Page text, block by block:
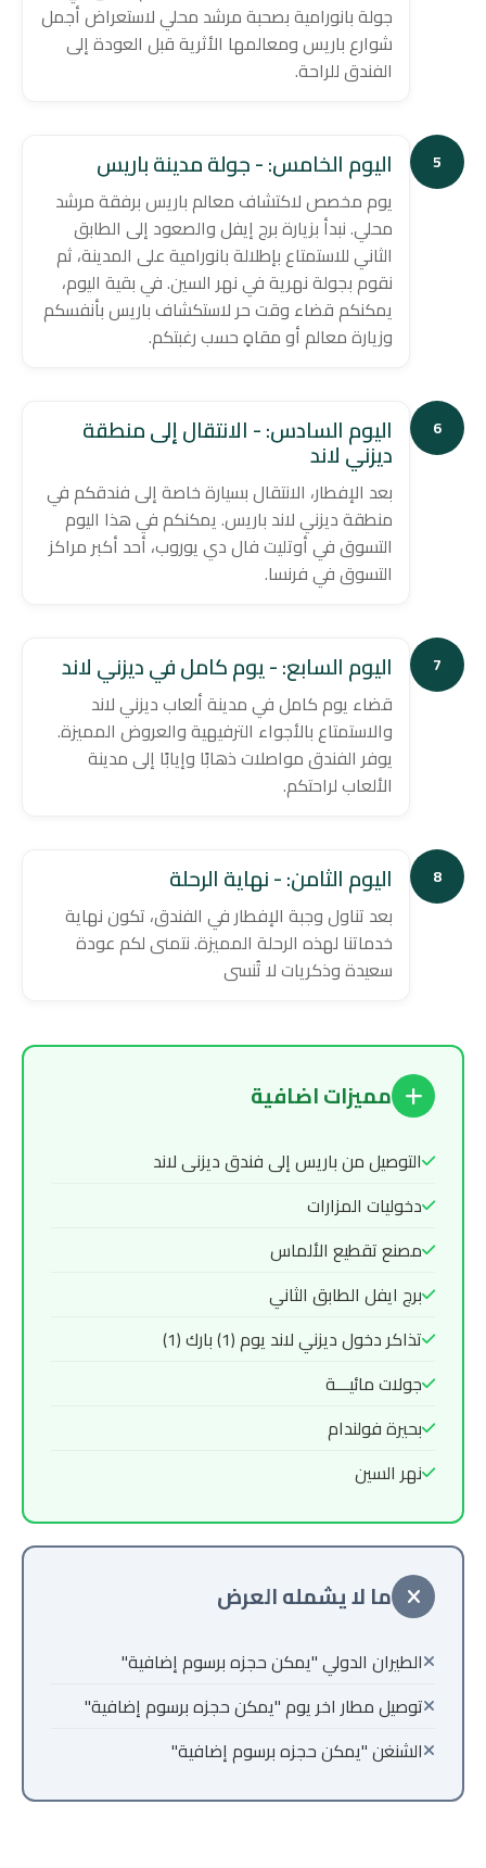
جولة بانورامية بصحبة مرشد محلي لاستعراض أجمل
شوارع باريس ومعالمها الأثرية قبل العودة إلى
الفندق للراحة.
5 اليوم الخامس: - جولة مدينة باريس
يوم مخصص لاكتشاف معالم باريس برفقة مرشد
محلي. نبدأ بزيارة برج إيفل والصعود إلى الطابق
الثاني للاستمتاع بإطلالة بانورامية على المدينة، ثم
نقوم بجولة نهرية في نهر السين. في بقية اليوم،
يمكنكم قضاء وقت حر لاستكشاف باريس بأنفسكم
وزيارة معالم أو مقاهٍ حسب رغبتكم.
6 اليوم السادس: - الانتقال إلى منطقة
ديزني لاند
بعد الإفطار، الانتقال بسيارة خاصة إلى فندقكم في
منطقة ديزني لاند باريس. يمكنكم في هذا اليوم
التسوق في أوتليت فال دي يوروب، أحد أكبر مراكز
التسوق في فرنسا.
7 اليوم السابع: - يوم كامل في ديزني لاند
قضاء يوم كامل في مدينة ألعاب ديزني لاند
والاستمتاع بالأجواء الترفيهية والعروض المميزة.
يوفر الفندق مواصلات ذهابًا وإيابًا إلى مدينة
الألعاب لراحتكم.
8 اليوم الثامن: - نهاية الرحلة
بعد تناول وجبة الإفطار في الفندق، تكون نهاية
خدماتنا لهذه الرحلة المميزة. نتمنى لكم عودة
سعيدة وذكريات لا تُنسى
مميزات اضافية
التوصيل من باريس إلى فندق ديزنى لاند
دخوليات المزارات
مصنع تقطيع الألماس
برج ايفل الطابق الثاني
تذاكر دخول ديزني لاند يوم (1) بارك (1)
جولات مائيـــة
بحيرة فولندام
نهر السين
ما لا يشمله العرض
الطيران الدولي "يمكن حجزه برسوم إضافية"
توصيل مطار اخر يوم "يمكن حجزه برسوم إضافية"
الشنغن "يمكن حجزه برسوم إضافية"